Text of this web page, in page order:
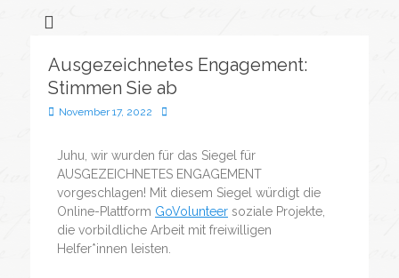
Göttingen
Wohnanlagen
Ausgezeichnetes Engagement:
Stimmen Sie ab
November 17, 2022
Juhu, wir wurden für das Siegel für
AUSGEZEICHNETES ENGAGEMENT
vorgeschlagen! Mit diesem Siegel würdigt die
Online-Plattform GoVolunteer soziale Projekte,
die vorbildliche Arbeit mit freiwilligen
Helfer*innen leisten.